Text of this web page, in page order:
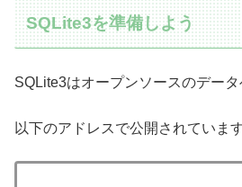
SQLite3を準備しよう
SQLite3はオープンソースのデー
以下のアドレスで公開されていま